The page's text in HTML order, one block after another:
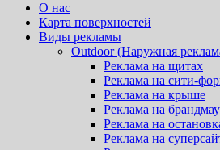
О нас
Карта поверхностей
Виды рекламы
Outdoor (Наружная
Реклама на щитах
Реклама на сити-
Реклама на крыше
Реклама на
Реклама на
Реклама на